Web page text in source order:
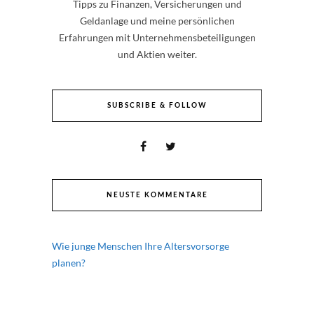
Tipps zu Finanzen, Versicherungen und
Geldanlage und meine persönlichen
Erfahrungen mit Unternehmensbeteiligungen
und Aktien weiter.
SUBSCRIBE & FOLLOW
NEUSTE KOMMENTARE
Wie junge Menschen Ihre Altersvorsorge
planen?